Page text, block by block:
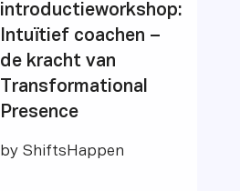
introductieworkshop:
Intuïtief coachen –
de kracht van
Transformational
Presence
by ShiftsHappen